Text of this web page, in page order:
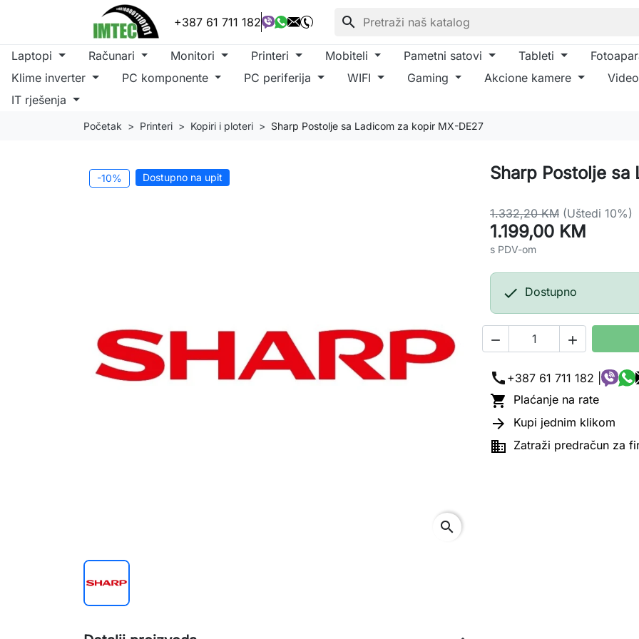
+387 61 711 182 search
Laptopi Računari Monitori Printeri Mobiteli Pametni satovi Tableti
Klime inverter
PC komponente PC periferija WIFI Gaming Akcione kamere
IT rješenja
Početak Printeri Kopiri i ploteri Sharp Postolje sa Ladicom za kopir MX-DE27
-10% Dostupno na upit
search
Sharp Postolje sa
1.332,20 KM (Uštedi 10%)
1.199,00 KM
s PDV-om
 Dostupno
 
call +387 61 711 182 |
 Plaćanje na rate
 Kupi jednim klikom
 Zatraži predračun za